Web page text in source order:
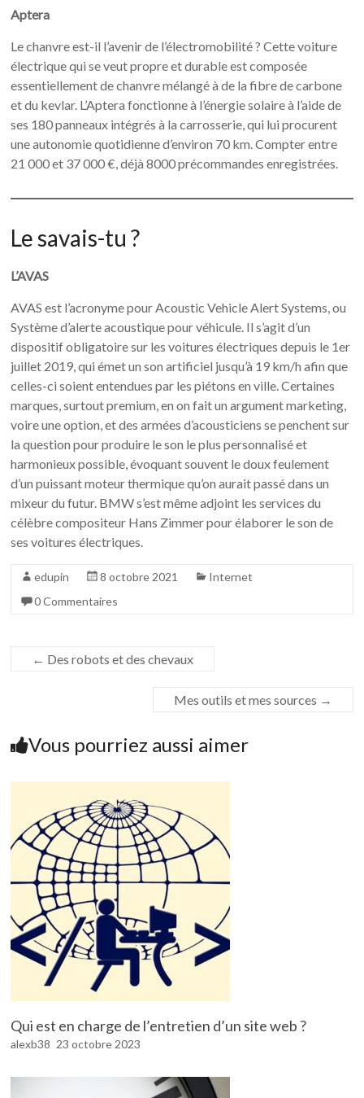
Aptera
Le chanvre est-il l’avenir de l’électromobilité ? Cette voiture
électrique qui se veut propre et durable est composée
essentiellement de chanvre mélangé à de la fibre de carbone
et du kevlar. L’Aptera fonctionne à l’énergie solaire à l’aide de
ses 180 panneaux intégrés à la carrosserie, qui lui procurent
une autonomie quotidienne d’environ 70 km. Compter entre
21 000 et 37 000 €, déjà 8000 précommandes enregistrées.
Le savais-tu ?
L’AVAS
AVAS est l’acronyme pour Acoustic Vehicle Alert Systems, ou
Système d’alerte acoustique pour véhicule. Il s’agit d’un
dispositif obligatoire sur les voitures électriques depuis le 1er
juillet 2019, qui émet un son artificiel jusqu’à 19 km/h afin que
celles-ci soient entendues par les piétons en ville. Certaines
marques, surtout premium, en on fait un argument marketing,
voire une option, et des armées d’acousticiens se penchent sur
la question pour produire le son le plus personnalisé et
harmonieux possible, évoquant souvent le doux feulement
d’un puissant moteur thermique qu’on aurait passé dans un
mixeur du futur. BMW s’est même adjoint les services du
célèbre compositeur Hans Zimmer pour élaborer le son de
ses voitures électriques.
edupin 8 octobre 2021
Internet
0 Commentaires
← Des robots et des chevaux
Mes outils et mes sources →
Vous pourriez aussi aimer
Qui est en charge de l’entretien d’un site web ?
alexb38 23 octobre 2023